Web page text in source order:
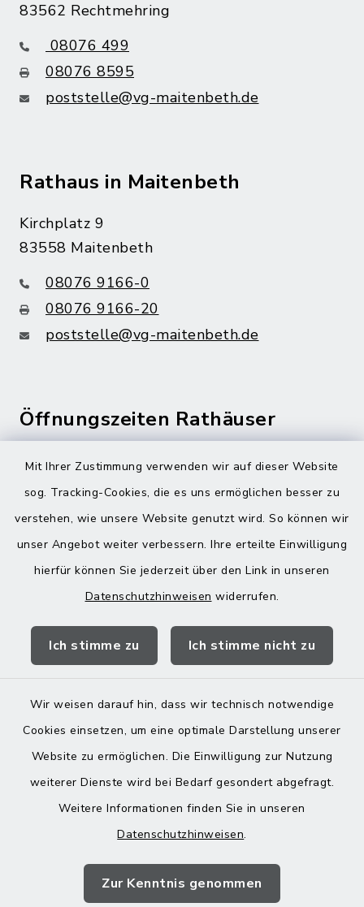
Mit Ihrer Zustimmung verwenden wir auf dieser Website
sog. Tracking-Cookies, die es uns ermöglichen besser zu
verstehen, wie unsere Website genutzt wird. So können wir
unser Angebot weiter verbessern. Ihre erteilte Einwilligung
hierfür können Sie jederzeit über den Link in unseren
Datenschutzhinweisen widerrufen.
Ich stimme zu Ich stimme nicht zu
Wir weisen darauf hin, dass wir technisch notwendige
Cookies einsetzen, um eine optimale Darstellung unserer
Website zu ermöglichen. Die Einwilligung zur Nutzung
weiterer Dienste wird bei Bedarf gesondert abgefragt.
Weitere Informationen finden Sie in unseren
Datenschutzhinweisen.
Zur Kenntnis genommen
83562 Rechtmehring
08076 499
08076 8595
poststelle@vg-maitenbeth.de
Rathaus in Maitenbeth
Kirchplatz 9
83558 Maitenbeth
08076 9166-0
08076 9166-20
poststelle@vg-maitenbeth.de
Öffnungszeiten Rathäuser
Montag bis Freitag:
08:00-12:00 Uhr
Donnerstag zusätzlich:
13:00-18:00 Uhr
Quicklinks
Landratsamt Mühldorf
Kontakt
Barrierefreiheit
Impressum